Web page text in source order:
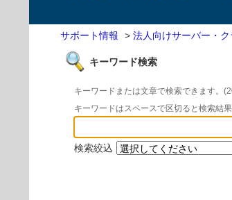
サポート情報 > 法人向けサーバー・
キーワード検索
キーワードまたは文章で検索できます。
キーワードはスペースで区切ると検索結
検索絞込